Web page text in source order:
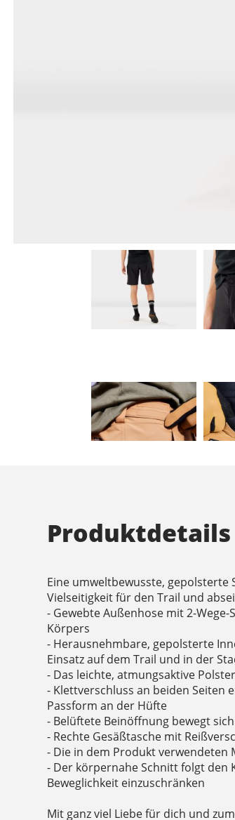
Produktdetails
Eine umweltbewusste,
Vielseitigkeit für den Trail und
- Gewebte Außenhose mit 2-
Körpers
- Herausnehmbare, gepolsterte
Einsatz auf dem Trail und in der
- Das leichte, atmungsaktive
- Klettverschluss an beiden Seiten
Passform an der Hüfte
- Belüftete Beinöffnung bewegt
- Rechte Gesäßtasche mit
- Die in dem Produkt verwendeten
- Der körpernahe Schnitt folgt den
Beweglichkeit einzuschränken
Mit ganz viel Liebe für dich und